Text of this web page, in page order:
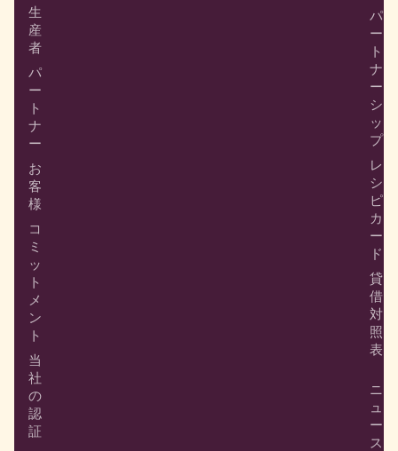
生
産
者
パ
ー
ト
ナ
ー
お
客
様
コ
ミ
ッ
ト
メ
ン
ト
当
社
の
認
証
パ
ー
ト
ナ
ー
シ
ッ
プ
レ
シ
ピ
カ
ー
ド
貸
借
対
照
表
ニ
ュ
ー
ス